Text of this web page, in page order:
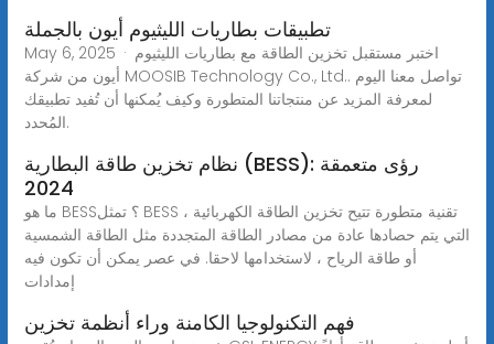
تطبيقات بطاريات الليثيوم أيون بالجملة
May 6, 2025 · اختبر مستقبل تخزين الطاقة مع بطاريات الليثيوم
أيون من شركة MOOSIB Technology Co., Ltd.. تواصل معنا اليوم
لمعرفة المزيد عن منتجاتنا المتطورة وكيف يُمكنها أن تُفيد تطبيقك
المُحدد.
نظام تخزين طاقة البطارية (BESS): رؤى متعمقة
2024
ما هو BESS؟ تمثل BESS تقنية متطورة تتيح تخزين الطاقة الكهربائية ،
التي يتم حصادها عادة من مصادر الطاقة المتجددة مثل الطاقة الشمسية
أو طاقة الرياح ، لاستخدامها لاحقا. في عصر يمكن أن تكون فيه
إمدادات
فهم التكنولوجيا الكامنة وراء أنظمة تخزين